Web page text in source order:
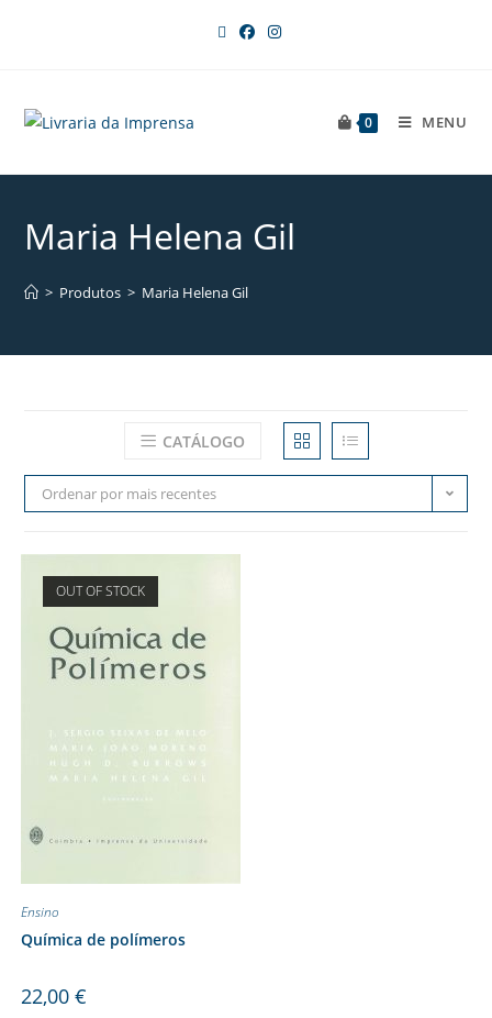
0 MENU
Maria Helena Gil
> Produtos > Maria Helena Gil
CATÁLOGO
Ordenar por mais recentes
OUT OF STOCK
Ensino
Química de polímeros
22,00 €